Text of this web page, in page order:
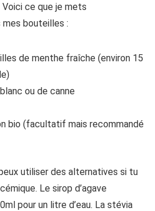
Voici ce que je mets
bouteilles :
de menthe fraîche (environ 15
ou de canne
bio (facultatif mais recommandé
utiliser des alternatives si tu
Le sirop d’agave
pour un litre d’eau. La stévia